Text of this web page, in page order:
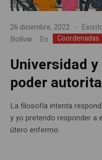
26 diciembre, 2022
Bolívar
En Coordenadas
Universidad
poder
La filosofía intenta
y yo pretendo responder a
útero enfermo.